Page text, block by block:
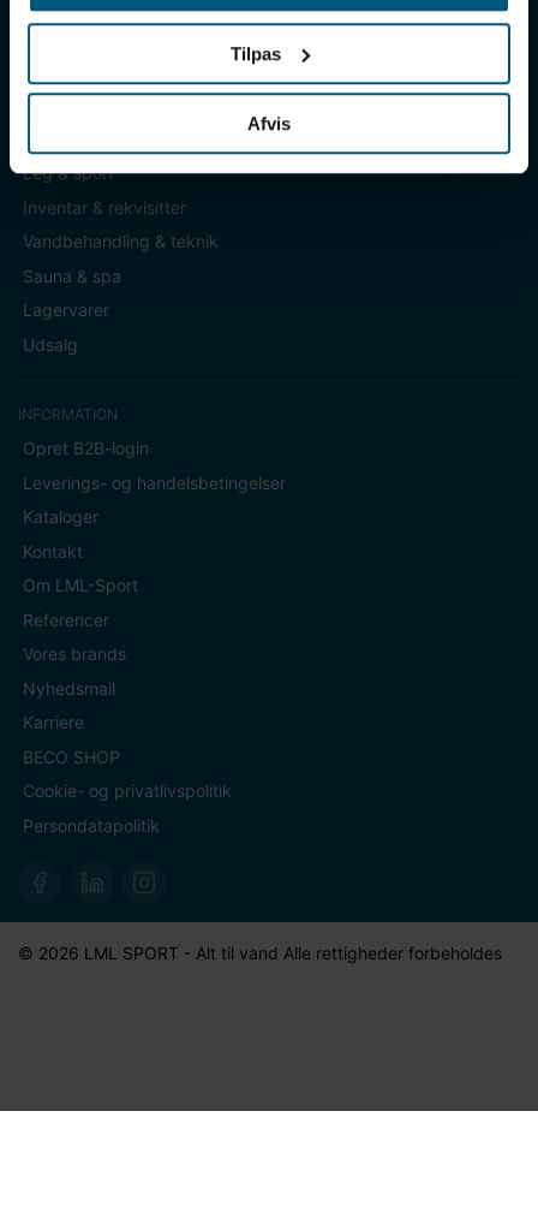
Tilpas
Afvis
Badetøj & fodtøj
Leg & sport
Inventar & rekvisitter
Vandbehandling & teknik
Sauna & spa
Lagervarer
Udsalg
INFORMATION
Opret B2B-login
Leverings- og handelsbetingelser
Kataloger
Kontakt
Om LML-Sport
Referencer
Vores brands
Nyhedsmail
Karriere
BECO SHOP
Cookie- og privatlivspolitik
Persondatapolitik
© 2026 LML SPORT - Alt til vand Alle rettigheder forbeholdes